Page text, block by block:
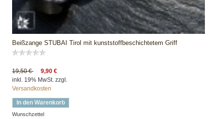
Beißzange STUBAI Tirol mit kunststoffbeschichtetem Griff
19,50 €
9,90 €
inkl. 19% MwSt. zzgl.
Versandkosten
In den Warenkorb
Wunschzettel